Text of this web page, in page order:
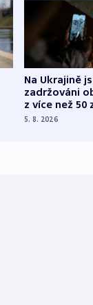
Na Ukrajině
zadržováni
z více než 50
Bojovali na
5. 8. 2026